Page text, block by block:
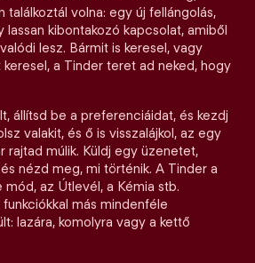
találkoztál volna: egy új fellángolás,
lassan kibontakozó kapcsolat, amiből
lesz. Bármit is keresel, vagy
a Tinder teret ad neked, hogy
állítsd be a preferenciáidat, és kezdj
valakit, és ő is visszalájkol, az egy
rajtad múlik. Küldj egy üzenetet,
nézd meg, mi történik. A Tinder a
az Útlevél, a Kémia stb.
más mindenféle
lazára, komolyra vagy a kettő